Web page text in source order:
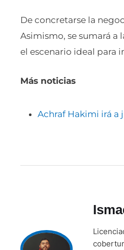
De concretarse la
Asimismo, se sumará
el escenario ideal para
Más noticias
Achraf Hakimi irá a